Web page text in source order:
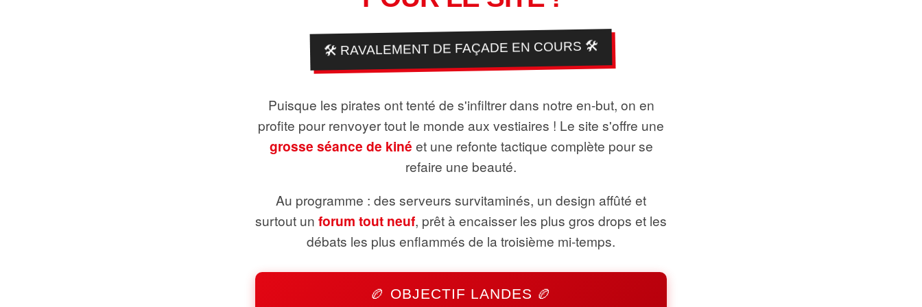
🛠️ RAVALEMENT DE FAÇADE EN COURS 🛠️
Puisque les pirates ont tenté de s'infiltrer dans notre en-but, on en
profite pour renvoyer tout le monde aux vestiaires ! Le site s'offre une
grosse séance de kiné et une refonte tactique complète pour se
refaire une beauté.
Au programme : des serveurs survitaminés, un design affûté et
surtout un forum tout neuf, prêt à encaisser les plus gros drops et les
débats les plus enflammés de la troisième mi-temps.
🏉 OBJECTIF LANDES 🏉